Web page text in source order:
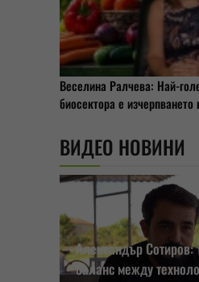
Веселина Ралчева: Най-
биосектора е
ВИДЕО НОВИНИ
Александър Сотиров:
баланс между